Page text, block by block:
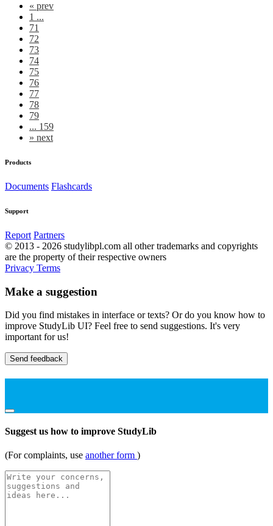
« prev
1 ...
71
72
73
74
75
76
77
78
79
... 159
» next
Products
Documents Flashcards
Support
Report Partners
© 2013 - 2026 studylibpl.com all other trademarks and copyrights
are the property of their respective owners
Privacy Terms
Make a suggestion
Did you find mistakes in interface or texts? Or do you know how to
improve StudyLib UI? Feel free to send suggestions. It's very
important for us!
Send feedback
Suggest us how to improve StudyLib
(For complaints, use another form )